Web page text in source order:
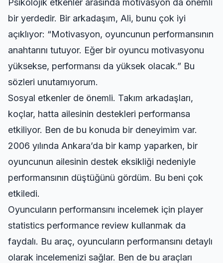
Psikolojik etkenler arasında motivasyon da önemli
bir yerdedir. Bir arkadaşım, Ali, bunu çok iyi
açıklıyor: “Motivasyon, oyuncunun performansının
anahtarını tutuyor. Eğer bir oyuncu motivasyonu
yüksekse, performansı da yüksek olacak.” Bu
sözleri unutamıyorum.
Sosyal etkenler de önemli. Takım arkadaşları,
koçlar, hatta ailesinin destekleri performansa
etkiliyor. Ben de bu konuda bir deneyimim var.
2006 yılında Ankara’da bir kamp yaparken, bir
oyuncunun ailesinin destek eksikliği nedeniyle
performansının düştüğünü gördüm. Bu beni çok
etkiledi.
Oyuncuların performansını incelemek için player
statistics performance review kullanmak da
faydalı. Bu araç, oyuncuların performansını detaylı
olarak incelemenizi sağlar. Ben de bu araçları